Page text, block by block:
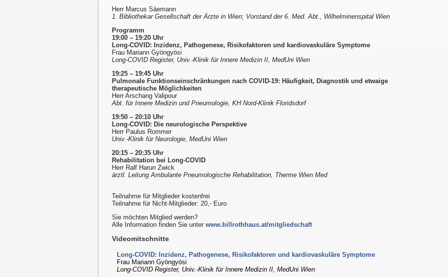
Herr Marcus Säemann
1. Bibliothekar Gesellschaft der Ärzte in Wien; Vorstand der 6. Med. Abt., Wilhelminenspital Wien
Programm
19:00 – 19:20 Uhr
Long-COVID: Inzidenz, Pathogenese, Risikofaktoren und kardiovaskuläre Symptome
Frau Mariann Gyöngyösi
Long-COVID Register, Univ.-Klinik für Innere Medizin II, MedUni Wien
19:25 – 19:45 Uhr
Pulmonale Funktionseinschränkungen nach COVID-19: Häufigkeit, Diagnostik und etwaige
therapeutische Möglichkeiten
Herr Arschang Valipour
Abt. für Innere Medizin und Pneumologie, KH Nord-Klinik Floridsdorf
19:50 – 20:10 Uhr
Long-COVID: Die neurologische Perspektive
Herr Paulus Rommer
Univ.-Klinik für Neurologie, MedUni Wien
20:15 – 20:35 Uhr
Rehabilitation bei Long-COVID
Herr Ralf Harun Zwick
ärztl. Leitung Ambulante Pneumologische Rehabilitation, Therme Wien Med
Teilnahme für Mitglieder kostenfrei
Teilnahme für Nicht-Mitglieder: 20,- Euro
Sie möchten Mitglied werden?
Alle Information finden Sie unter www.billrothhaus.at/mitgliedschaft
Videomitschnitte
Long-COVID: Inzidenz, Pathogenese, Risikofaktoren und kardiovaskuläre Symptome
Frau Mariann Gyöngyösi
Long-COVID Register, Univ.-Klinik für Innere Medizin II, MedUni Wien